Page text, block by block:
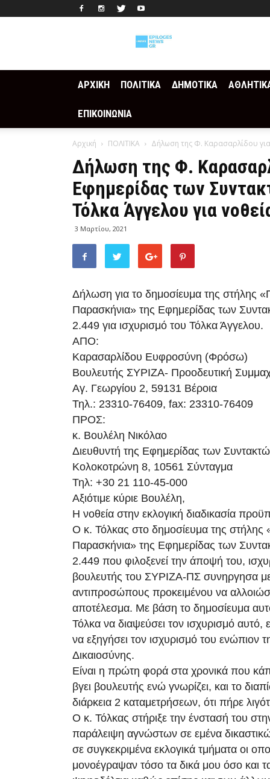
ΑΡΧΙΚΗ ΠΟΛΙΤΙΚΑ ΔΗΜΟΤΙΚΑ
ΕΠΙΚΟΙΝΩΝΙΑ
Αρχική ΠΟΛΙΤΙΚΑ Δήλωση της Φ. Καρασαρλίδου
Δήλωση της Φ.
Εφημερίδας των
Τόλκα Άγγελου για
3 Μαρτίου, 2021
Δήλωση για το δημοσίευμα της στήλης
Παρασκήνια» της Εφημερίδας των
2.449 για ισχυρισμό του Τόλκα Άγγελου.
ΑΠΟ:
Καρασαρλίδου Ευφροσύνη (Φρόσω)
Βουλευτής ΣΥΡΙΖΑ- Προοδευτική
Αγ. Γεωργίου 2, 59131 Βέροια
Τηλ.: 23310-76409, fax: 23310-76409
ΠΡΟΣ:
κ. Βουλέλη Νικόλαο
Διευθυντή της Εφημερίδας των
Κολοκοτρώνη 8, 10561 Σύνταγμα
Τηλ: +30 21 110-45-000
Αξιότιμε κύριε Βουλέλη,
Η νοθεία στην εκλογική διαδικασία
Ο κ. Τόλκας στο δημοσίευμα της στήλης
Παρασκήνια» της Εφημερίδας των
2.449 που φιλοξενεί την άποψή του,
βουλευτής του ΣΥΡΙΖΑ-ΠΣ συνηργησα με
αντιπροσώπους προκειμένου να
αποτέλεσμα. Με βάση το δημοσίευμα
Τόλκα να διαψεύσει τον ισχυρισμό αυτό,
να εξηγήσει τον ισχυρισμό του ενώπιον
Δικαιοσύνης.
Είναι η πρώτη φορά στα χρονικά που
βγει βουλευτής ενώ γνωρίζει, και το
διάρκεια 2 καταμετρήσεων, ότι πήρε
Ο κ. Τόλκας στήριξε την ένστασή του
παράλειψη αγνώστων σε εμένα
σε συγκεκριμένα εκλογικά τμήματα οι
μονοέγραψαν τόσο τα δικά μου όσο και